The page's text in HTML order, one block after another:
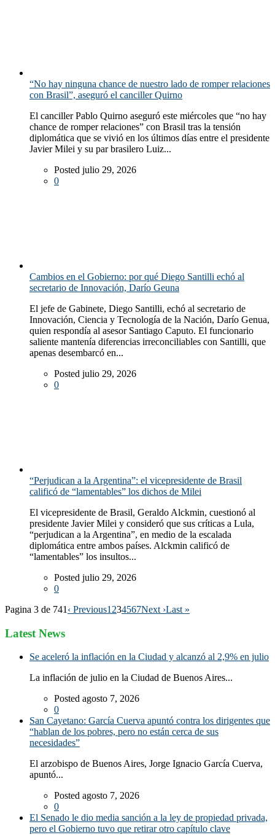
“No hay ninguna chance de nuestro lado de romper relaciones
con Brasil”, aseguró el canciller Quirno
El canciller Pablo Quirno aseguró este miércoles que “no hay
chance de romper relaciones” con Brasil tras la tensión
diplomática que se vivió en los últimos días entre el presidente
Javier Milei y su par brasilero Luiz...
Posted julio 29, 2026
0
Cambios en el Gobierno: por qué Diego Santilli echó al
secretario de Innovación, Darío Geuna
El jefe de Gabinete, Diego Santilli, echó al secretario de
Innovación, Ciencia y Tecnología de la Nación, Darío Genua,
quien respondía al asesor Santiago Caputo. El funcionario
saliente mantenía diferencias irreconciliables con Santilli, que
apenas desembarcó en...
Posted julio 29, 2026
0
“Perjudican a la Argentina”: el vicepresidente de Brasil
calificó de “lamentables” los dichos de Milei
El vicepresidente de Brasil, Geraldo Alckmin, cuestionó al
presidente Javier Milei y consideró que sus críticas a Lula,
“perjudican a la Argentina”, en medio de la escalada
diplomática entre ambos países. Alckmin calificó de
“lamentables” los insultos...
Posted julio 29, 2026
0
Pagina 3 de 741 ‹ Previous1 234567Next ›Last »
Latest News
Se aceleró la inflación en la Ciudad y alcanzó al 2,9% en julio
La inflación de julio en la Ciudad de Buenos Aires...
Posted agosto 7, 2026
0
San Cayetano: García Cuerva apuntó contra los dirigentes que
“hablan de los pobres, pero no están cerca de sus
necesidades”
El arzobispo de Buenos Aires, Jorge Ignacio García Cuerva,
apuntó...
Posted agosto 7, 2026
0
El Senado le dio media sanción a la ley de propiedad privada,
pero el Gobierno tuvo que retirar otro capítulo clave